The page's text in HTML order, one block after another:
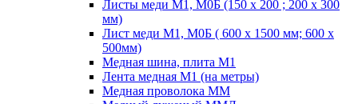
Листы меди М1, М0Б (150 х 200 ; 200 х 300
мм)
Лист меди М1, М0Б ( 600 х 1500 мм; 600 х
500мм)
Медная шина, плита М1
Лента медная М1 (на метры)
Медная проволока ММ